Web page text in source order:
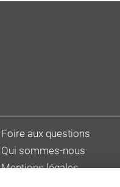
Foire aux questions
Qui sommes-nous
Mentions légales